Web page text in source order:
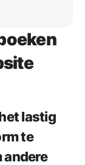
lastig
te
andere